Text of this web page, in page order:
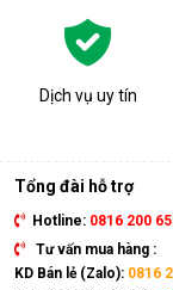
khỏe, ngăn
dị ứng thường
Bảo quản
toàn khi sử
Hỗ trợ sấy
những ngày
hôi và chất
Dịch vụ uy tín
Tổng đài hỗ trợ
Hotline: 0816 200
Tư vấn mua hàng :
KD Bán lẻ (Zalo): 0816